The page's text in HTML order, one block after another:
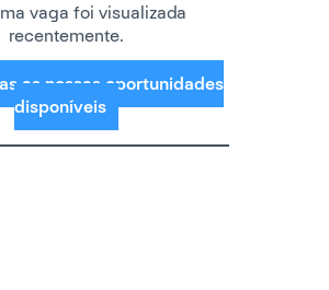
vaga foi visualizada
recentemente.
as nossas oportunidades
disponíveis